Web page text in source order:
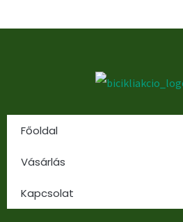
Főoldal
Vásárlás
Kapcsolat